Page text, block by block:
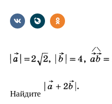
Найдите